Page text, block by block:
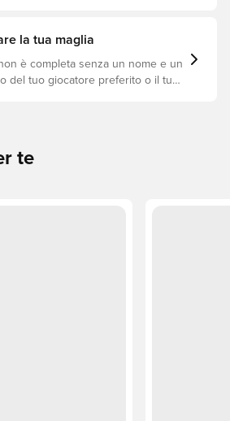
la tua maglia
è completa senza un nome e un
del tuo giocatore preferito o il tuo.
te